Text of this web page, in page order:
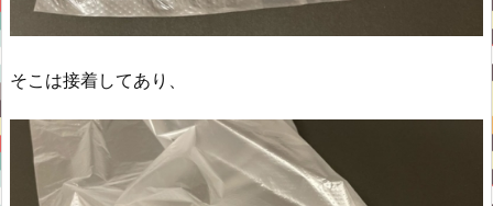
そこは接着してあり、